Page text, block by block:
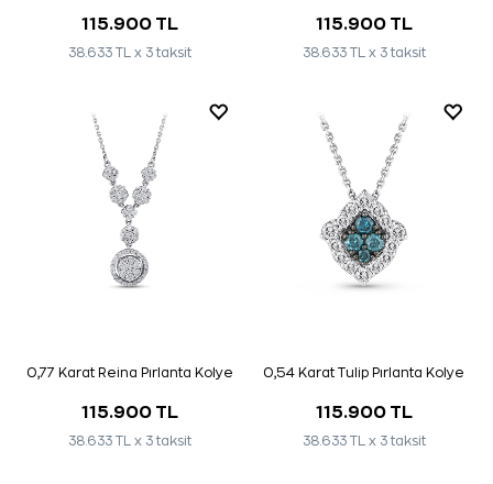
115.900 TL
38.633 TL x 3 taksit
115.900 TL
38.633 TL x 3 taksit
0,77 Karat Reina Pırlanta Kolye
115.900 TL
38.633 TL x 3 taksit
0,54 Karat Tulip Pırlanta Kolye
115.900 TL
38.633 TL x 3 taksit